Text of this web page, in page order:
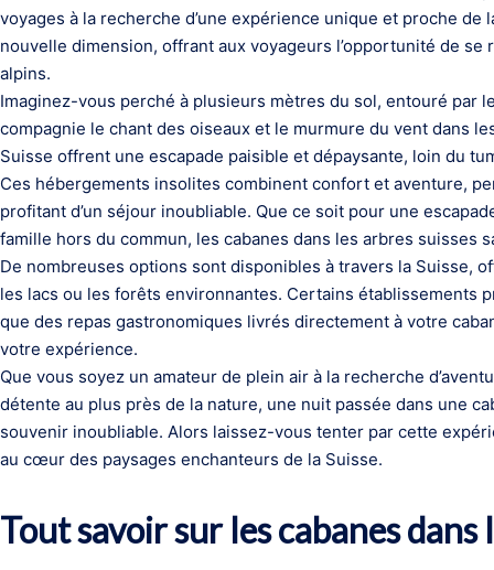
voyages à la recherche d’une expérience unique et proche
nouvelle dimension, offrant aux voyageurs l’opportunité de
alpins.
Imaginez-vous perché à plusieurs mètres du sol, entouré par
compagnie le chant des oiseaux et le murmure du vent dans
Suisse offrent une escapade paisible et dépaysante, loin du
Ces hébergements insolites combinent confort et aventure,
profitant d’un séjour inoubliable. Que ce soit pour une
famille hors du commun, les cabanes dans les arbres suisses
De nombreuses options sont disponibles à travers la Suisse,
les lacs ou les forêts environnantes. Certains établissements
que des repas gastronomiques livrés directement à votre
votre expérience.
Que vous soyez un amateur de plein air à la recherche
détente au plus près de la nature, une nuit passée dans une
souvenir inoubliable. Alors laissez-vous tenter par cette
au cœur des paysages enchanteurs de la Suisse.
Tout savoir sur les cabanes dans